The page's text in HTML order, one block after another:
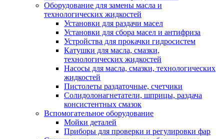
Оборудование для замены масла и
технологических жидкостей
Установки для раздачи масел
Установки для сбора масел и антифриза
Устройства для прокачки гидросистем
Катушки для масла, смазки,
технологических жидкостей
Насосы для масла, смазки, технологических
жидкостей
Пистолеты раздаточные, счетчики
Солидолонагнетатели, шприцы, раздача
консистентных смазок
Вспомогательное оборудование
Мойки деталей
Приборы для проверки и регулировки фар